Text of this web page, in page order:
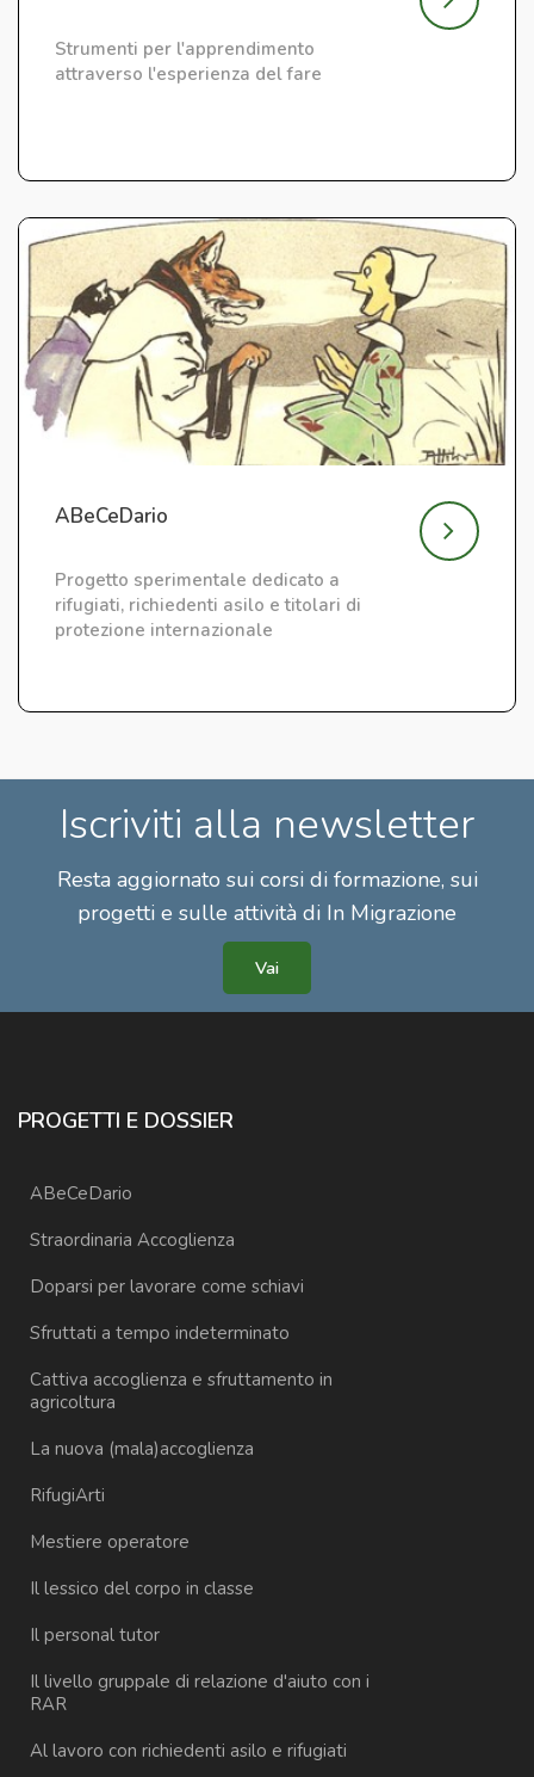
Strumenti per l'apprendimento
attraverso l'esperienza del fare
ABeCeDario
Progetto sperimentale dedicato a
rifugiati, richiedenti asilo e titolari di
protezione internazionale
Iscriviti alla newsletter
Resta aggiornato sui corsi di formazione, sui
progetti e sulle attività di In Migrazione
Vai
PROGETTI E DOSSIER
ABeCeDario
Straordinaria Accoglienza
Doparsi per lavorare come schiavi
Sfruttati a tempo indeterminato
Cattiva accoglienza e sfruttamento in
agricoltura
La nuova (mala)accoglienza
RifugiArti
Mestiere operatore
Il lessico del corpo in classe
Il personal tutor
Il livello gruppale di relazione d'aiuto con i
RAR
Al lavoro con richiedenti asilo e rifugiati